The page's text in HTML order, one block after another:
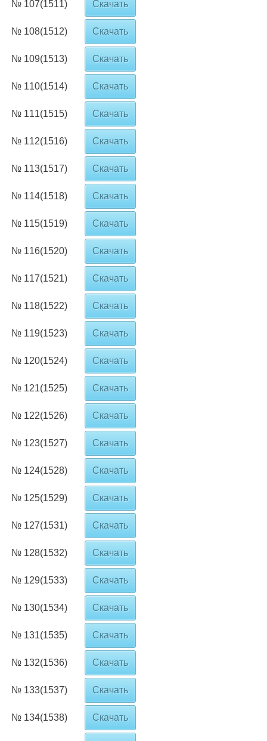
№ 107(1511) Скачать
№ 108(1512) Скачать
№ 109(1513) Скачать
№ 110(1514) Скачать
№ 111(1515) Скачать
№ 112(1516) Скачать
№ 113(1517) Скачать
№ 114(1518) Скачать
№ 115(1519) Скачать
№ 116(1520) Скачать
№ 117(1521) Скачать
№ 118(1522) Скачать
№ 119(1523) Скачать
№ 120(1524) Скачать
№ 121(1525) Скачать
№ 122(1526) Скачать
№ 123(1527) Скачать
№ 124(1528) Скачать
№ 125(1529) Скачать
№ 127(1531) Скачать
№ 128(1532) Скачать
№ 129(1533) Скачать
№ 130(1534) Скачать
№ 131(1535) Скачать
№ 132(1536) Скачать
№ 133(1537) Скачать
№ 134(1538) Скачать